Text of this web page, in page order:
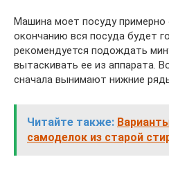
Машина моет посуду примерно
окончанию вся посуда будет
рекомендуется подождать
вытаскивать ее из аппарата.
сначала вынимают нижние
Читайте также:
самоделок из старой